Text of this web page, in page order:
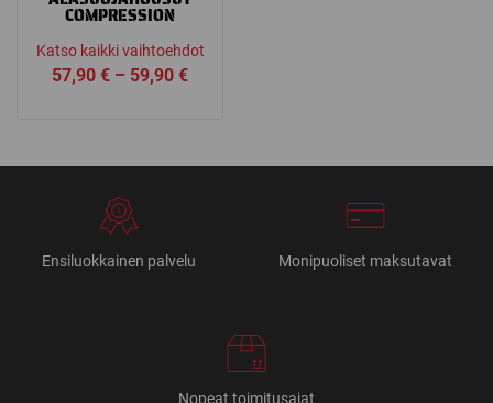
COMPRESSION
Katso kaikki vaihtoehdot
57,90€ – 59,90€Price
Ensiluokkainen palvelu Monipuoliset maksutavat
Nopeat toimitusajat